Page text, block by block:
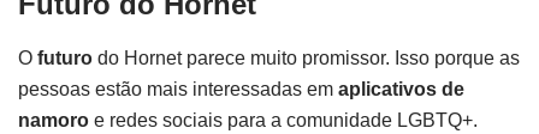
O futuro do Hornet parece muito promissor. Isso porque as
pessoas estão mais interessadas em aplicativos de
namoro e redes sociais para a comunidade LGBTQ+.